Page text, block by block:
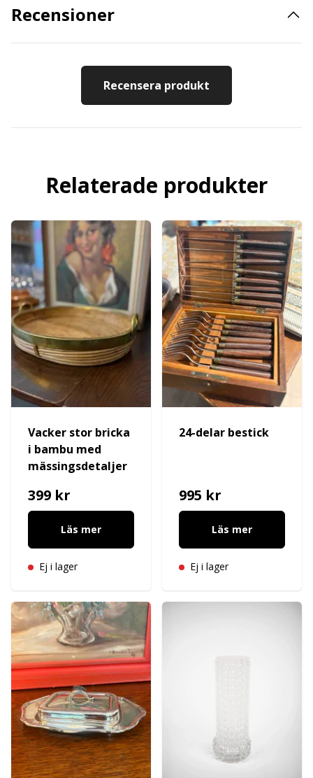
Recensioner
Recensera produkt
Relaterade produkter
Vacker stor bricka
i bambu med
mässingsdetaljer
399 kr
Läs mer
Ej i lager
24-delar bestick
995 kr
Läs mer
Ej i lager